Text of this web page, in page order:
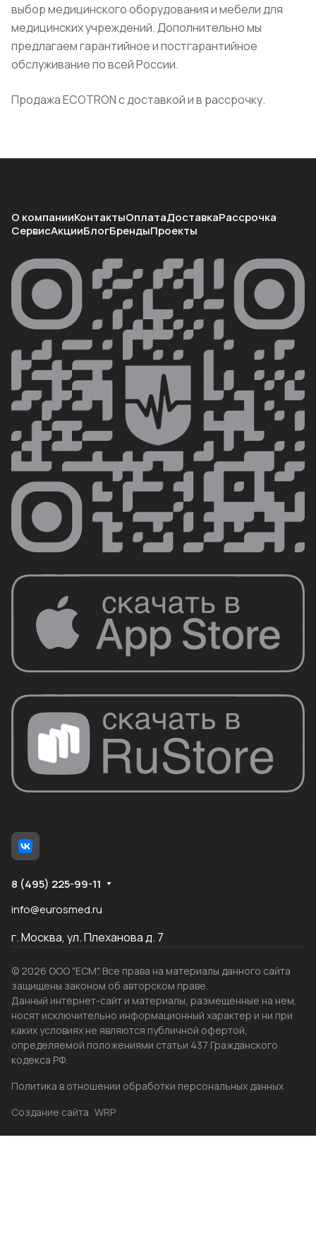
выбор медицинского оборудования и мебели для
медицинских учреждений. Дополнительно мы
предлагаем гарантийное и постгарантийное
обслуживание по всей России.
Продажа ECOTRON с доставкой и в рассрочку.
О компанииКонтактыОплатаДоставкаРассрочка
СервисАкцииБлогБрендыПроекты
8 (495) 225-99-11
info@eurosmed.ru
г. Москва, ул. Плеханова д. 7
© 2026 ООО "ЕСМ". Все права на материалы данного сайта
защищены законом об авторском праве.
Данный интернет-сайт и материалы, размещенные на нем,
носят исключительно информационный характер и ни при
каких условиях не являются публичной офертой,
определяемой положениями статьи 437 Гражданского
кодекса РФ.
Политика в отношении обработки персональных данных
Создание сайта WRP